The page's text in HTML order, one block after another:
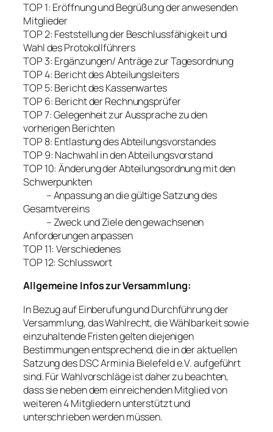
TOP 1: Eröffnung und Begrüßung der anwesenden
Mitglieder
TOP 2: Feststellung der Beschlussfähigkeit und
Wahl des Protokollführers
TOP 3: Ergänzungen/ Anträge zur Tagesordnung
TOP 4: Bericht des Abteilungsleiters
TOP 5: Bericht des Kassenwartes
TOP 6: Bericht der Rechnungsprüfer
TOP 7: Gelegenheit zur Aussprache zu den
vorherigen Berichten
TOP 8: Entlastung des Abteilungsvorstandes
TOP 9: Nachwahl in den Abteilungsvorstand
TOP 10: Änderung der Abteilungsordnung mit den
Schwerpunkten
– Anpassung an die gültige Satzung des
Gesamtvereins
– Zweck und Ziele den gewachsenen
Anforderungen anpassen
TOP 11: Verschiedenes
TOP 12: Schlusswort
Allgemeine Infos zur Versammlung:
In Bezug auf Einberufung und Durchführung der
Versammlung, das Wahlrecht, die Wählbarkeit sowie
einzuhaltende Fristen gelten diejenigen
Bestimmungen entsprechend, die in der aktuellen
Satzung des DSC Arminia Bielefeld e.V. aufgeführt
sind. Für Wahlvorschläge ist daher zu beachten,
dass sie neben dem einreichenden Mitglied von
weiteren 4 Mitgliedern unterstützt und
unterschrieben werden müssen.